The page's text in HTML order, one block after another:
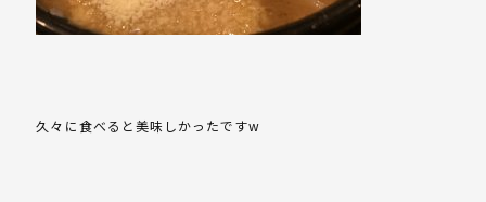
久々に食べると美味しかったですw